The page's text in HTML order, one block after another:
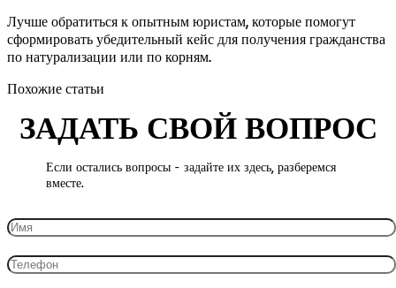
Лучше обратиться к опытным юристам, которые помогут
сформировать убедительный кейс для получения гражданства
по натурализации или по корням.
Похожие статьи
ЗАДАТЬ СВОЙ ВОПРОС
Если остались вопросы - задайте их здесь, разберемся
вместе.